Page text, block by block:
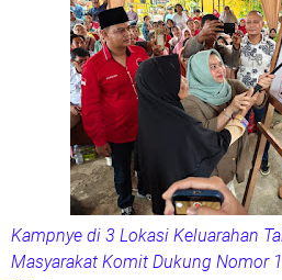
Kampnye di 3 Lokasi Keluarahan
Masyarakat Komit Dukung Nomor